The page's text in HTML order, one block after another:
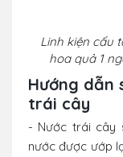
Linh kiện cấu
hoa quả 1
Hướng dẫn
trái cây
- Nước trái cây
nước được ướp